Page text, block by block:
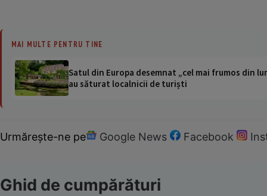
MAI MULTE PENTRU TINE
Satul din Europa desemnat „cel mai frumos din
au săturat localnicii de turiști
Urmărește-ne pe Google News Facebook
Ghid de cumpărături